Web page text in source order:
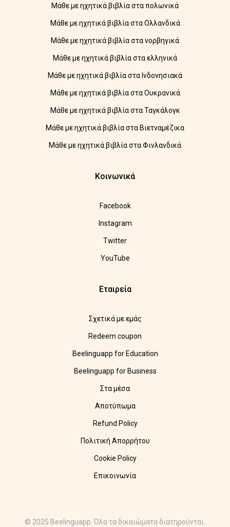
Μάθε με ηχητικά βιβλία στα πολωνικά
Μάθε με ηχητικά βιβλία στα Ολλανδικά
Μάθε με ηχητικά βιβλία στα νορβηγικά
Μάθε με ηχητικά βιβλία στα ελληνικά
Μάθε με ηχητικά βιβλία στα Ινδονησιακά
Μάθε με ηχητικά βιβλία στα Ουκρανικά
Μάθε με ηχητικά βιβλία στα Ταγκάλογκ
Μάθε με ηχητικά βιβλία στα Βιετναμέζικα
Μάθε με ηχητικά βιβλία στα Φινλανδικά
Κοινωνικά
Facebook
Instagram
Twitter
YouTube
Εταιρεία
Σχετικά με εμάς
Redeem coupon
Beelinguapp for Education
Beelinguapp for Business
Στα μέσα
Αποτύπωμα
Refund Policy
Πολιτική Απορρήτου
Cookie Policy
Επικοινωνία
© 2025 Beelinguapp. Όλα τα δικαιώματα διατηρούνται.